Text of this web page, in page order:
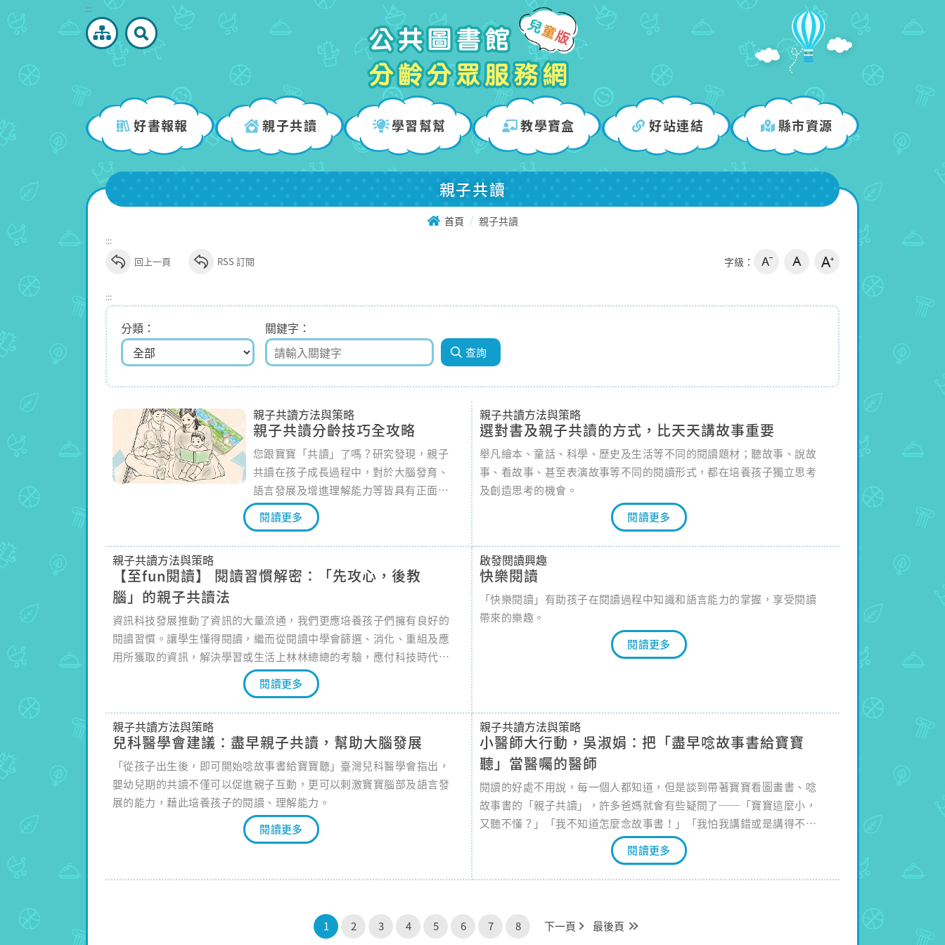
到
塊
:::
好書報報 親子共讀 學習幫幫 教學寶盒 好站連結 縣市資源
親子共讀
首頁 親子共讀
:::
回上一頁 RSS 訂閱 字級：
:::
分類 關鍵字
親子共讀方法與策略
親子共讀分齡技巧全攻略
您跟寶寶「共讀」了嗎？研究發現，親子
共讀在孩子成長過程中，對於大腦發育、
語言發展及增進理解能力等皆具有正面的
刺激，並能夠啟發孩子的想像力及培養其
創造力。親子共讀越早開始越好，國民健
康署鼓勵家長以親子共讀方式透過故事來
奠下成功的基石。 親子共讀，為孩子的
閱讀更多
親子共讀方法與策略
選對書及親子共讀的方式，比天天講故事重要
舉凡繪本、童話、科學、歷史及生活等不同的閱讀題材；聽故事、說故
事、看故事、甚至表演故事等不同的閱讀形式，都在培養孩子獨立思考
及創造思考的機會。
閱讀更多
親子共讀方法與策略
【至fun閱讀】 閱讀習慣解密：「先攻心，後教
腦」的親子共讀法
資訊科技發展推動了資訊的大量流通，我們更應培養孩子們擁有良好的
閱讀習慣。讓學生懂得閱讀，繼而從閱讀中學會篩選、消化、重組及應
用所獲取的資訊，解決學習或生活上林林總總的考驗，應付科技時代下
閱讀更多
啟發閱讀興趣
快樂閱讀
「快樂閱讀」有助孩子在閱讀過程中知識和語言能力的掌握，享受閱讀
帶來的樂趣。
閱讀更多
親子共讀方法與策略
兒科醫學會建議：盡早親子共讀，幫助大腦發展
「從孩子出生後，即可開始唸故事書給寶寶聽」臺灣兒科醫學會指出，
嬰幼兒期的共讀不僅可以促進親子互動，更可以刺激寶寶腦部及語言發
展的能力，藉此培養孩子的閱讀、理解能力。
閱讀更多
親子共讀方法與策略
小醫師大行動，吳淑娟：把「盡早唸故事書給寶寶
聽」當醫囑的醫師
閱讀的好處不用說，每一個人都知道，但是談到帶著寶寶看圖畫書、唸
故事書的「親子共讀」，許多爸媽就會有些疑問了──「寶寶這麼小，
又聽不懂？」「我不知道怎麼念故事書！」「我怕我講錯或是講得不
好！」本期育兒生活雜誌邀請到長期專研於親子共讀的兒科醫師吳淑娟
分享自身面對爸媽的經驗，一起將親子共讀納入生活成為每日的習慣！
閱讀更多
1 2 3 4 5 6 7 8 下一頁 最後頁